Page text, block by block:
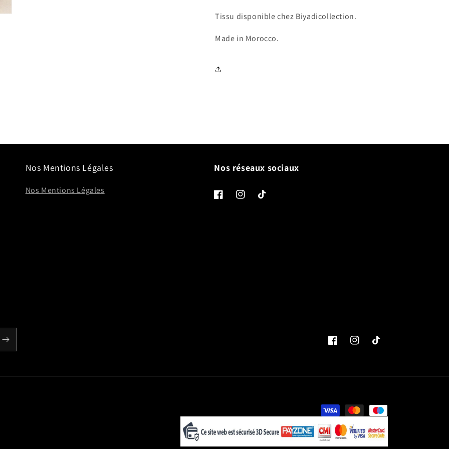
Tissu disponible chez Biyadicollection.
Made in Morocco.
Nos Mentions Légales
Nos Mentions Légales
Nos réseaux sociaux
FacebookInstagramTikTok
FacebookInstagramTikTok
Moyens
de
paiement